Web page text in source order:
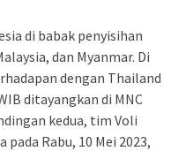
di babak penyisihan
dan Myanmar. Di
dengan Thailand
ditayangkan di MNC
kedua, tim Voli
Rabu, 10 Mei 2023,